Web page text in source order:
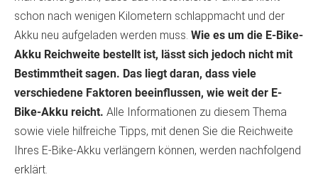
schon nach wenigen Kilometern schlappmacht und der
Akku neu aufgeladen werden muss. Wie es um die E-Bike-
Akku Reichweite bestellt ist, lässt sich jedoch nicht mit
Bestimmtheit sagen. Das liegt daran, dass viele
verschiedene Faktoren beeinflussen, wie weit der E-
Bike-Akku reicht. Alle Informationen zu diesem Thema
sowie viele hilfreiche Tipps, mit denen Sie die Reichweite
Ihres E-Bike-Akku verlängern können, werden nachfolgend
erklärt.